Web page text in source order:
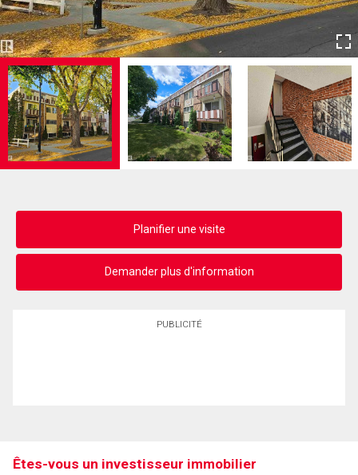
Planifier une visite
Demander plus d'information
PUBLICITÉ
Êtes-vous un investisseur immobilier